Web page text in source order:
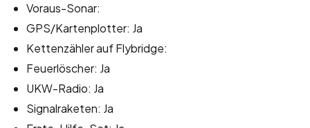
Voraus-Sonar:
GPS/Kartenplotter: Ja
Kettenzähler auf Flybridge:
Feuerlöscher: Ja
UKW-Radio: Ja
Signalraketen: Ja